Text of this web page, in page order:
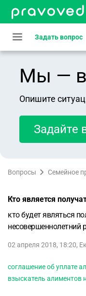
Задать вопрос
Мы —
Опишите
Задайте
Вопросы Семейное
Кто является
кто будет являться
несовершеннолетний
02 апреля 2018, 18:20,
соглашение об уплате
взыскатель алиментов